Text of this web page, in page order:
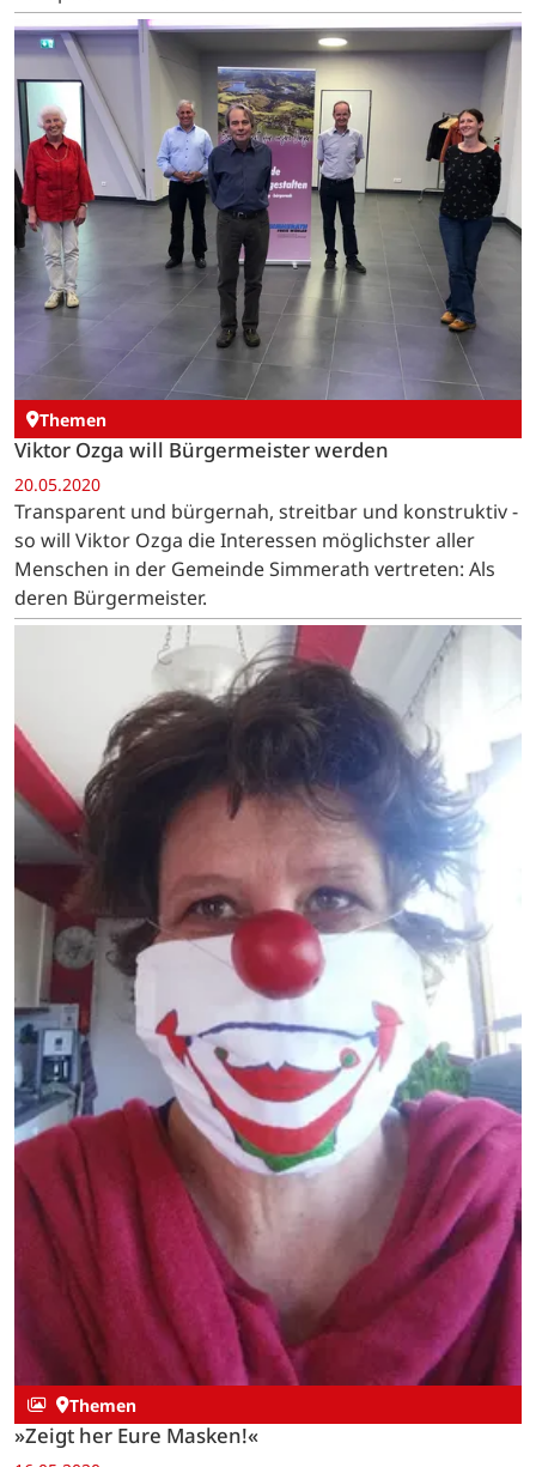
Wissen in der Führung sowie Entwicklung von Teams
und Optimierung von…
Themen
Viktor Ozga will Bürgermeister werden
20.05.2020
Transparent und bürgernah, streitbar und konstruktiv -
so will Viktor Ozga die Interessen möglichster aller
Menschen in der Gemeinde Simmerath vertreten: Als
deren Bürgermeister.
Themen
»Zeigt her Eure Masken!«